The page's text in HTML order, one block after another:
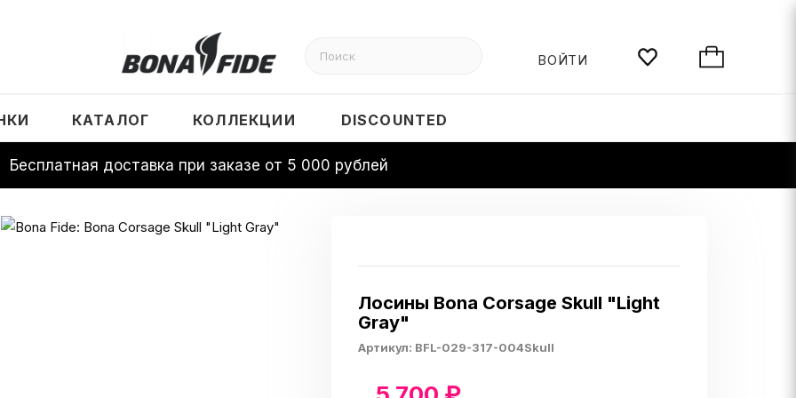
ВОЙТИ
КАТАЛОГ КОЛЛЕКЦИИ DISCOUNTED
Бесплатная доставка при заказе от 5 000 рублей
Лосины Bona Corsage Skull "Light
Gray"
Артикул: BFL-029-317-004Skull